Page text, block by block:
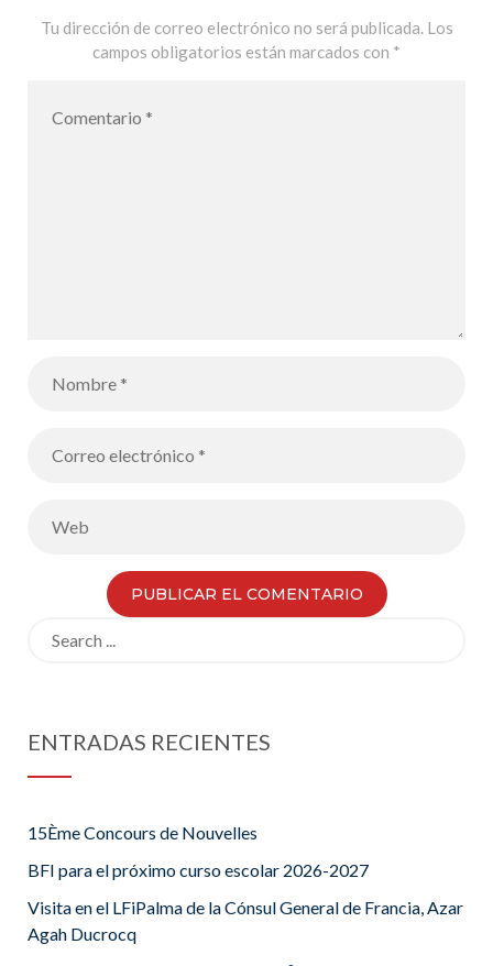
Tu dirección de correo electrónico no será publicada. Los
campos obligatorios están marcados con *
ENTRADAS RECIENTES
15Ème Concours de Nouvelles
BFI para el próximo curso escolar 2026-2027
Visita en el LFiPalma de la Cónsul General de Francia, Azar
Agah Ducrocq